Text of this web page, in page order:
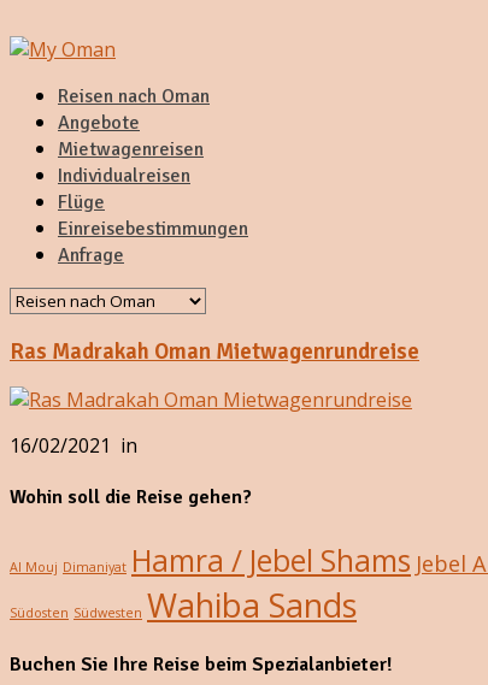
Reisen nach Oman
Angebote
Mietwagenreisen
Individualreisen
Flüge
Einreisebestimmungen
Anfrage
Ras Madrakah Oman Mietwagenrundreise
16/02/2021 in
Wohin soll die Reise gehen?
Al Mouj Dimaniyat Hamra / Jebel Shams Jebel
Südosten Südwesten Wahiba Sands
Buchen Sie Ihre Reise beim Spezialanbieter!